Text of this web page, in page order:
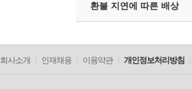
환불 지연에 따른 배상
회사소개 인재채용 이용약관 개인정보처리방침